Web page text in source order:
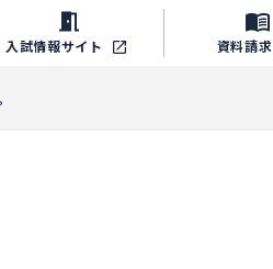
入試情報サイト 資料請求